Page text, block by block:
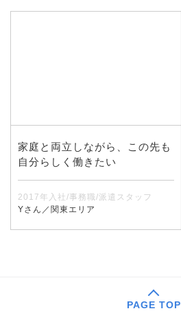
家庭と両立しながら、この先も
自分らしく働きたい
2017年入社/事務職/派遣スタッフ
Yさん／関東エリア
PAGE TOP